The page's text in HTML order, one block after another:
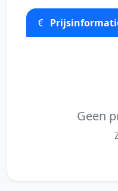
Geen